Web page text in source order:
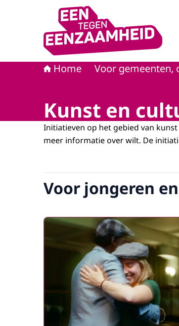
Naar de homepage van Eén tegen
Home Voor gemeenten,
Kunst en
Initiatieven op het gebied van
meer informatie over wilt. De
Voor jongeren